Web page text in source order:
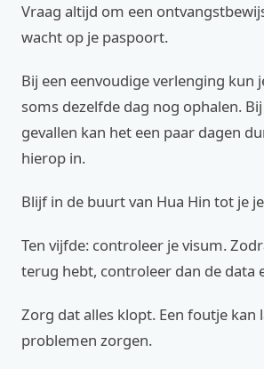
Vraag altijd om een
wacht op je paspoort.
Bij een eenvoudige verlenging kun
soms dezelfde dag nog ophalen.
gevallen kan het een paar dagen
hierop in.
Blijf in de buurt van Hua Hin tot je
Ten vijfde: controleer je visum.
terug hebt, controleer dan de data
Zorg dat alles klopt. Een foutje kan
problemen zorgen.